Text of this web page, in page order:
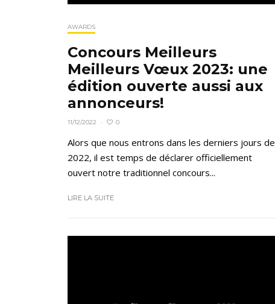
AWARDS
Concours Meilleurs
Meilleurs Vœux 2023: une
édition ouverte aussi aux
annonceurs!
11/12/2022 · 0
Alors que nous entrons dans les derniers jours de
2022, il est temps de déclarer officiellement
ouvert notre traditionnel concours...
LIRE LA SUITE